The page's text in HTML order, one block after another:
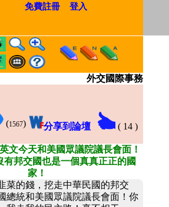
免費註冊 登入
外交國際事務
(1567) 分享到論壇 ( 14 )
文今天和美國眾議院議長會面！
有邦交國也是一個真真正正的國
家！
菜的錢，挖走中華民國的邦交
總統和美國眾議院議長會面！你